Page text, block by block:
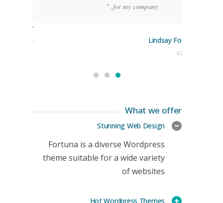
for my company. "
Lindsay Ford
CEO
Stoner
Manager
What we offer
Stunning Web Design
Fortuna is a diverse Wordpress
theme suitable for a wide variety
of websites
Hot Wordpress Themes